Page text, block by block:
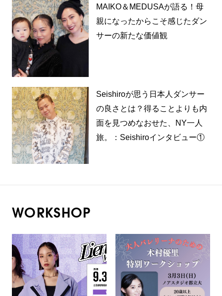
MAIKO＆MEDUSAが語る！母
親になったからこそ感じたダン
サーの新たな価値観
Seishiroが思う日本人ダンサー
の良さとは？得ることよりも内
面を見つめなおせた、NY一人
旅。：Seishiroインタビュー①
WORKSHOP